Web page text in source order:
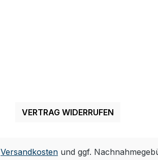
VERTRAG WIDERRUFEN
Versandkosten und ggf.